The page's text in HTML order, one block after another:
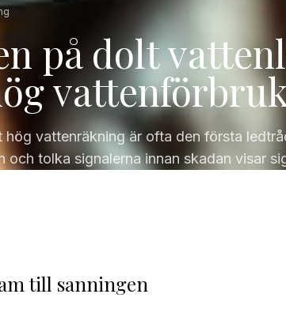
på dolt
hög vattenräkning är ofta den första
och tolka signalerna innan skadan visar
till sanningen